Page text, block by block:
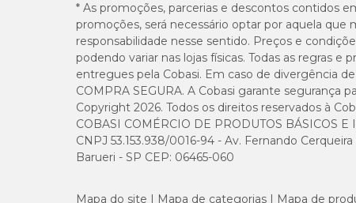
* As promoções, parcerias e descontos contidos
promoções, será necessário optar por aquela
responsabilidade nesse sentido. Preços e
podendo variar nas lojas físicas. Todas as regras
entregues pela Cobasi. Em caso de divergência
COMPRA SEGURA. A Cobasi garante segurança
Copyright 2026. Todos os direitos reservados à
COBASI COMÉRCIO DE PRODUTOS BÁSICOS E
CNPJ 53.153.938/0016-94 - Av. Fernando
Barueri - SP CEP: 06465-060
Mapa do site Mapa de categorias Mapa de